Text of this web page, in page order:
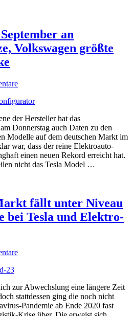
an
Volkswagen größte
der Hersteller hat das
Donnerstag auch Daten zu den
Modelle auf dem deutschen Markt im
war, dass der reine Elektroauto-
einen neuen Rekord erreicht hat.
nicht das Tesla Model …
fällt unter Niveau
bei Tesla und Elektro-
zur Abwechslung eine längere Zeit
stattdessen ging die noch nicht
Pandemie ab Ende 2020 fast